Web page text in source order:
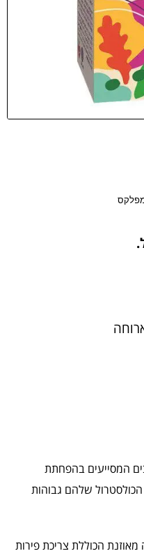
המסייעים בהפחתת
שלהם גבוהות
הכוללת צריכת פירות